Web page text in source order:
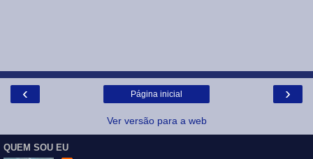
‹ ›
Página inicial
Ver versão para a web
QUEM SOU EU